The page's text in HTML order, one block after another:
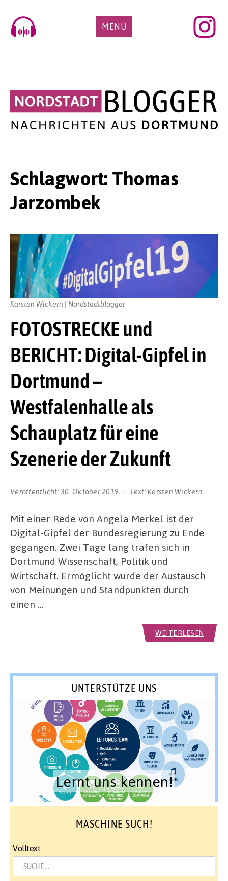
content
MENÜ
Schlagwort: Thomas
Jarzombek
FOTOSTRECKE und
BERICHT: Digital-Gipfel in
Dortmund –
Westfalenhalle als
Schauplatz für eine
Szenerie der Zukunft
Veröffentlicht:30. Oktober 2019 Text:Karsten Wickern
Karsten Wickern | Nordstadtblogger
Mit einer Rede von Angela Merkel ist der
Digital-Gipfel der Bundesregierung zu Ende
gegangen. Zwei Tage lang trafen sich in
Dortmund Wissenschaft, Politik und
Wirtschaft. Ermöglicht wurde der Austausch
von Meinungen und Standpunkten durch
einen …
WEITERLESEN
UNTERSTÜTZE UNS
Lernt uns kennen!
MASCHINE SUCH!
Volltext